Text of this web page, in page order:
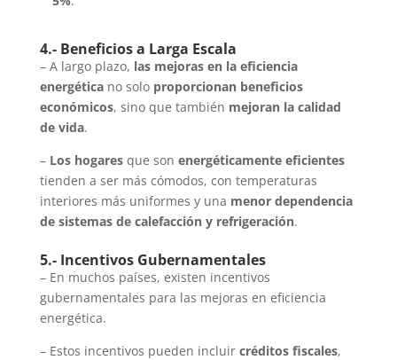
4.- Beneficios a Larga Escala
– A largo plazo, las mejoras en la eficiencia
energéticano solo proporcionan beneficios
económicos, sino que también mejoran la calidad
de vida.
– Los hogares que son energéticamente eficientes
tienden a ser más cómodos, con temperaturas
interiores más uniformes y una menor dependencia
de sistemas de calefacción y refrigeración.
5.- Incentivos Gubernamentales
– En muchos países, existen incentivos
gubernamentales para las mejoras en eficiencia
energética.
– Estos incentivos pueden incluir créditos fiscales,